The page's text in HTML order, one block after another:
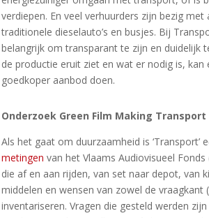
verdiepen. En veel verhuurders zijn bezig
traditionele dieselauto’s en busjes. Bij
belangrijk om transparant te zijn en duidelijk
de productie eruit ziet en wat er nodig is,
goedkoper aanbod doen.
Onderzoek Green Film Making Transport
Als het gaat om duurzaamheid is
metingen van het Vlaams Audiovisueel Fonds
die af en aan rijden, van set naar depot, van
middelen en wensen van zowel de
inventariseren. Vragen die gesteld werden